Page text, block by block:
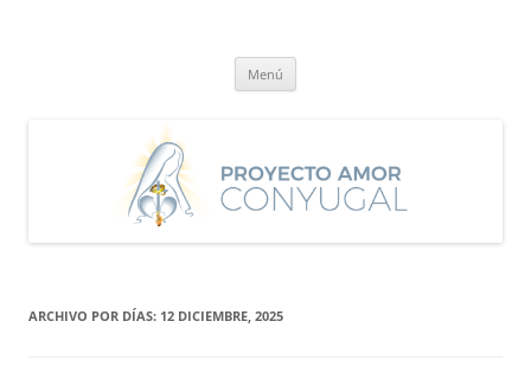
Menú
ARCHIVO POR DÍAS: 12 DICIEMBRE, 2025